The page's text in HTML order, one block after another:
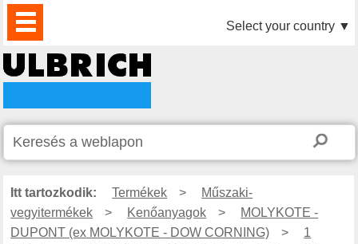
TERMÉKEK
HÍREK
LETÖLTÉS
VIDEÓK
PARTNEREINK
RÓLUNK
KAPCSOLAT Select your country ▼
Itt tartozkodik: Termékek >
Műszaki-
vegyitermékek
> Kenőanyagok >
MOLYKOTE -
DUPONT (ex MOLYKOTE - DOW CORNING)
>
1